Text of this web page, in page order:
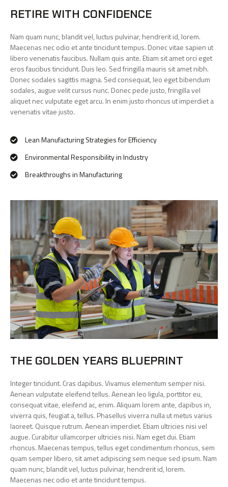
RETIRE WITH CONFIDENCE
Nam quam nunc, blandit vel, luctus pulvinar, hendrerit id, lorem.
Maecenas nec odio et ante tincidunt tempus. Donec vitae sapien ut
libero venenatis faucibus. Nullam quis ante. Etiam sit amet orci eget
eros faucibus tincidunt. Duis leo. Sed fringilla mauris sit amet nibh.
Donec sodales sagittis magna. Sed consequat, leo eget bibendum
sodales, augue velit cursus nunc. Donec pede justo, fringilla vel
aliquet nec vulputate eget arcu. In enim justo rhoncus ut imperdiet a
venenatis vitae justo.
Lean Manufacturing Strategies for Efficiency
Environmental Responsibility in Industry
Breakthroughs in Manufacturing
THE GOLDEN YEARS BLUEPRINT
Integer tincidunt. Cras dapibus. Vivamus elementum semper nisi.
Aenean vulputate eleifend tellus. Aenean leo ligula, porttitor eu,
consequat vitae, eleifend ac, enim. Aliquam lorem ante, dapibus in,
viverra quis, feugiat a, tellus. Phasellus viverra nulla ut metus varius
laoreet. Quisque rutrum. Aenean imperdiet. Etiam ultricies nisi vel
augue. Curabitur ullamcorper ultricies nisi. Nam eget dui. Etiam
rhoncus. Maecenas tempus, tellus eget condimentum rhoncus, sem
quam semper libero, sit amet adipiscing sem neque sed ipsum. Nam
quam nunc, blandit vel, luctus pulvinar, hendrerit id, lorem.
Maecenas nec odio et ante tincidunt tempus.